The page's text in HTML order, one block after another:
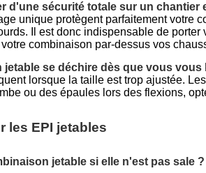
d'une sécurité totale sur un chantier
unique protègent parfaitement votre
Il est donc indispensable de
combinaison par-dessus vos
jetable se déchire dès que vous vous
lorsque la taille est trop ajustée.
ou des épaules lors des flexions,
les EPI jetables
jetable si elle n'est pas sale ?